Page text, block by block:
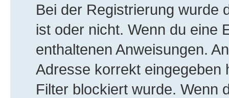
Bei der Registrierung wurde
ist oder nicht. Wenn du eine
enthaltenen Anweisungen.
Adresse korrekt eingegeben
Filter blockiert wurde. Wenn